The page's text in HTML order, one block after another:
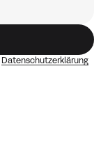
Datenschutzerklärung